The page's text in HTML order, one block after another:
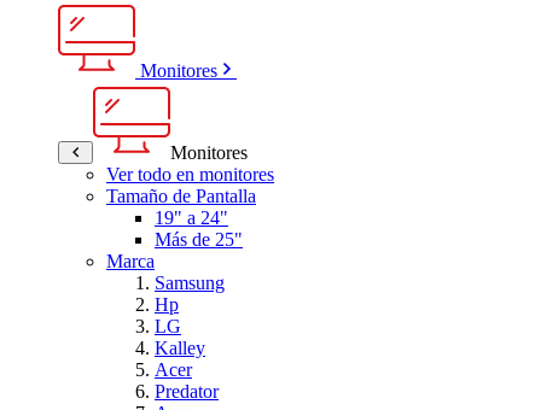
Monitores
Monitores
Ver todo en monitores
Tamaño de Pantalla
19" a 24"
Más de 25"
Marca
Samsung
Hp
LG
Kalley
Acer
Predator